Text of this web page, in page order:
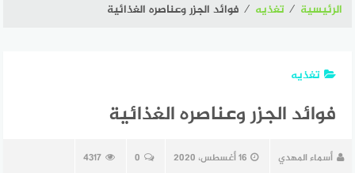
الرئيسية ⁄ تغذيه ⁄ فوائد الجزر وعناصره الغذائية
تغذيه
فوائد الجزر وعناصره الغذائية
أسماء المهدي 16 أغسطس، 2020 0
4317